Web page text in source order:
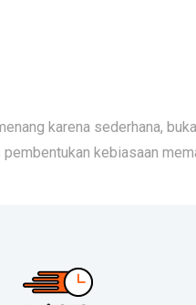
karena sederhana,
kebiasaan